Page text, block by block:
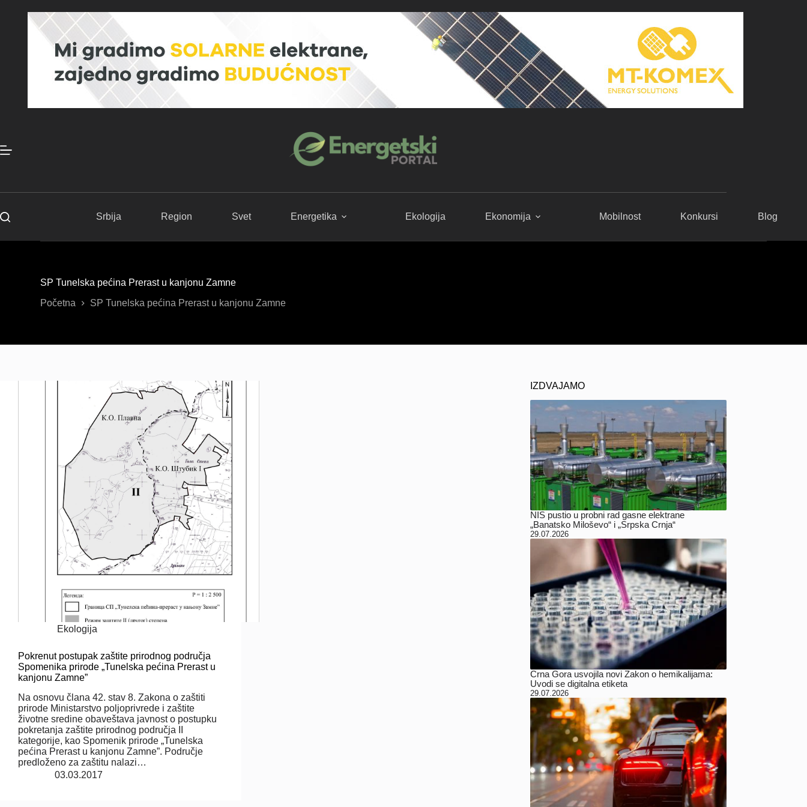
Srbija Region Svet Energetika Ekologija Ekonomija Mobilnost Konkursi Blog
SP Tunelska pećina Prerast u kanjonu Zamne
Početna
SP Tunelska pećina Prerast u kanjonu Zamne
Ekologija
Pokrenut postupak zaštite prirodnog područja
Spomenika prirode „Tunelska pećina Prerast u
kanjonu Zamne”
Na osnovu člana 42. stav 8. Zakona o zaštiti
prirode Ministarstvo poljoprivrede i zaštite
životne sredine obaveštava javnost o postupku
pokretanja zaštite prirodnog područja II
kategorije, kao Spomenik prirode „Tunelska
pećina Prerast u kanjonu Zamne”. Područje
predloženo za zaštitu nalazi…
03.03.2017
IZDVAJAMO
NIS pustio u probni rad gasne elektrane
„Banatsko Miloševo“ i „Srpska Crnja“
29.07.2026
Crna Gora usvojila novi Zakon o hemikalijama:
Uvodi se digitalna etiketa
29.07.2026